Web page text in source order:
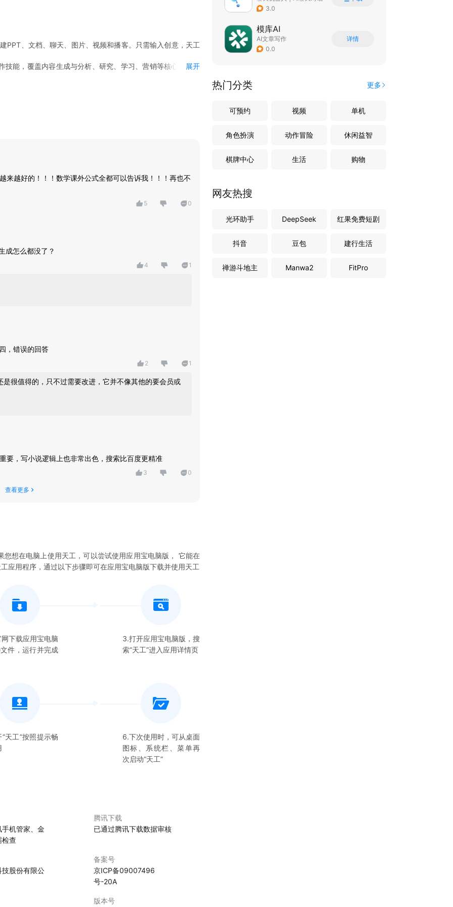
PPT、文档、聊天、图片、视频和播客。只需输入创意，天工
技能，覆盖内容生成与分析、研究、学习、营销等核心工作场
重复性工作，例如每日股票信息总结、市场动态整理等，无
定流程，实现信息持续更新与自动化输出。
辑和指定页面重生成，让PPT直接可用。
大幅提升分析效率。
。
展开
来越好的！！！数学课外公式全都可以告诉我！！！再也不
5 0
4 1
，错误的回答
2 1
是很值得的，只不过需要改进，它并不像其他的要会员或
要，写小说逻辑上也非常出色，搜索比百度更精准
3 0
查看更多
您想在电脑上使用天工 ，可以尝试使用应用宝电脑版， 它能在
应用程序，通过以下步骤即可在应用宝电脑版下载并使用天工
下载应用宝电脑
件，运行并完成
3.打开应用宝电脑版，搜
索“天工”进入应用详情页
天工”按照提示畅
6.下次使用时，可从桌面
图标、系统栏、菜单再
次启动“天工”
机管家、金
检查
腾讯下载
已通过腾讯下载数据审核
技股份有限公
备案号
京ICP备09007496
号-20A
版本号
3.0
模库AI
AI文章写作
0.0
详情
热门分类 更多
可预约 视频 单机
角色扮演 动作冒险 休闲益智
棋牌中心 生活 购物
网友热搜
光环助手 DeepSeek 红果免费短剧
抖音 豆包 建行生活
禅游斗地主 Manwa2 FitPro